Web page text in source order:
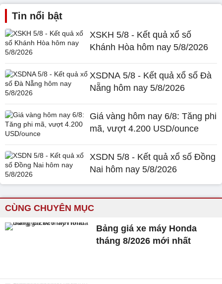
Tin nổi bật
XSKH 5/8 - Kết quả xổ số
Khánh Hòa hôm nay 5/8/2026
XSDNA 5/8 - Kết quả xổ số Đà
Nẵng hôm nay 5/8/2026
Giá vàng hôm nay 6/8: Tăng phi
mã, vượt 4.200 USD/ounce
XSDN 5/8 - Kết quả xổ số Đồng
Nai hôm nay 5/8/2026
CÙNG CHUYÊN MỤC
Bảng giá xe máy Honda
tháng 8/2026 mới nhất